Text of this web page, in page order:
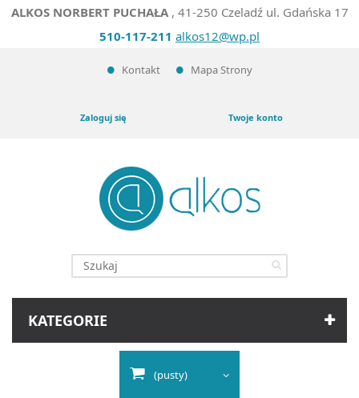
ALKOS NORBERT PUCHAŁA, 41-250 Czeladź ul. Gdańska 17
510-117-211 alkos12@wp.pl
Kontakt Mapa Strony
Zaloguj się Twoje konto
KATEGORIE
(pusty)